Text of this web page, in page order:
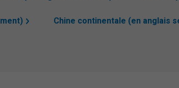
Chine continentale (en anglais